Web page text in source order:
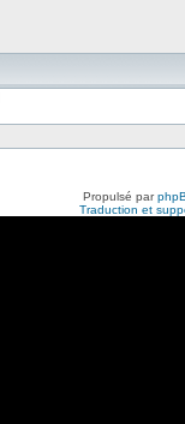
Propulsé par
Traduction et